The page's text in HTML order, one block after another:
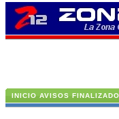
INICIO AVISOS